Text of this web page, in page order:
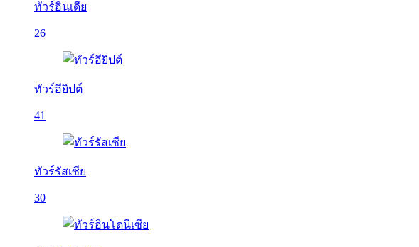
ทัวร์อินเดีย
26
ทัวร์อียิปต์
41
ทัวร์รัสเซีย
30